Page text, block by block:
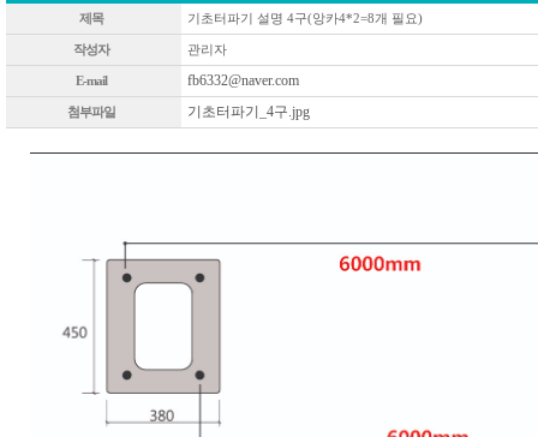
제목 기초터파기 설명 4구(앙카4*2=8개 필요)
작성자 관리자
E-mail fb6332@naver.com
첨부파일 기초터파기_4구.jpg